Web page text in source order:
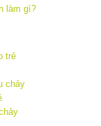
trẻ
chảy